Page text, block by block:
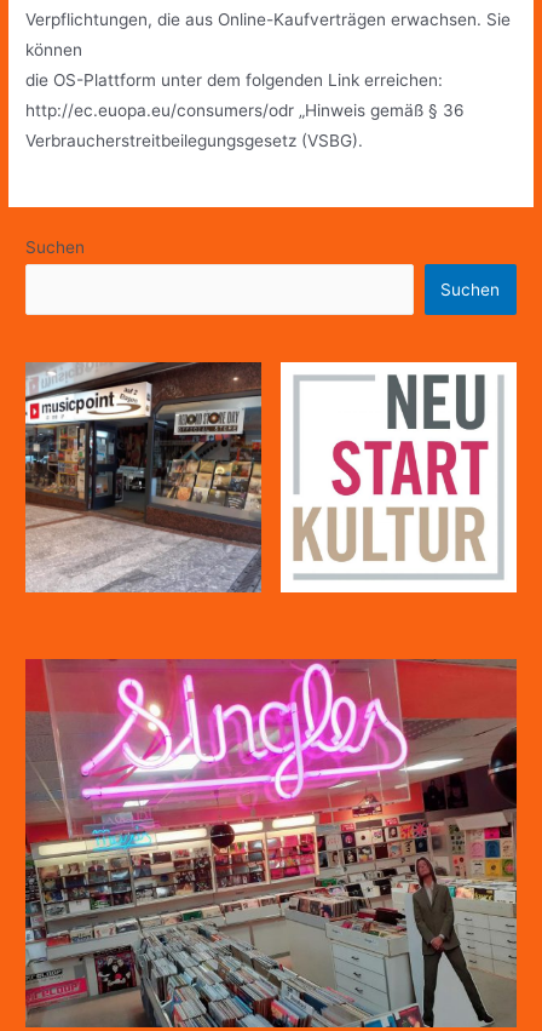
Verpflichtungen, die aus Online-Kaufverträgen erwachsen. Sie
können
die OS-Plattform unter dem folgenden Link erreichen:
http://ec.euopa.eu/consumers/odr „Hinweis gemäß § 36
Verbraucherstreitbeilegungsgesetz (VSBG).
Suchen
Suchen